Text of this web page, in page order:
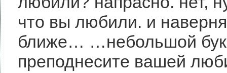
что вы любили. и
ближе… …небольшой
преподнесите вашей